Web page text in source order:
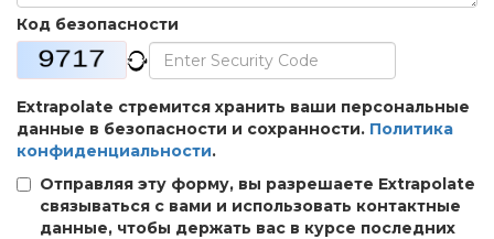
Код безопасности
Extrapolate стремится хранить ваши персональные
данные в безопасности и сохранности. Политика
конфиденциальности.
Отправляя эту форму, вы разрешаете Extrapolate
связываться с вами и использовать контактные
данные, чтобы держать вас в курсе последних